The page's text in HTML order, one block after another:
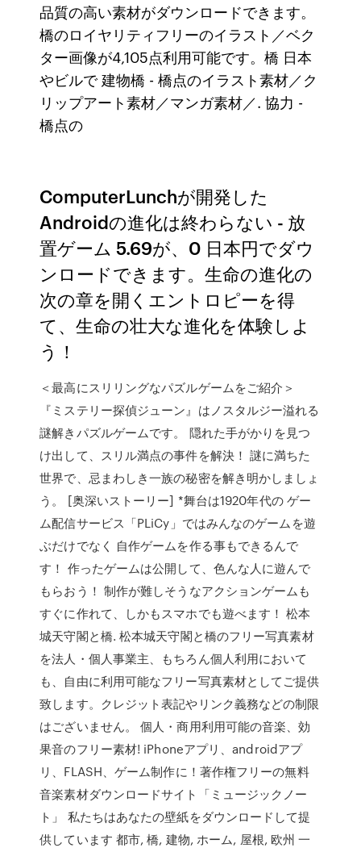
品質の高い素材がダウンロードできます。
橋のロイヤリティフリーのイラスト／ベク
ター画像が4,105点利用可能です。橋 日本
やビルで 建物橋 - 橋点のイラスト素材／ク
リップアート素材／マンガ素材／. 協力 -
橋点の
ComputerLunchが開発した
Androidの進化は終わらない - 放
置ゲーム 5.69が、0 日本円でダウ
ンロードできます。生命の進化の
次の章を開くエントロピーを得
て、生命の壮大な進化を体験しよ
う！
‎＜最高にスリリングなパズルゲームをご紹介＞
『ミステリー探偵ジューン』はノスタルジー溢れる
謎解きパズルゲームです。 隠れた手がかりを見つ
け出して、スリル満点の事件を解決！ 謎に満ちた
世界で、忌まわしき一族の秘密を解き明かしましょ
う。 [奥深いストーリー] *舞台は1920年代の ゲー
ム配信サービス「PLiCy」ではみんなのゲームを遊
ぶだけでなく 自作ゲームを作る事もできるんで
す！ 作ったゲームは公開して、色んな人に遊んで
もらおう！ 制作が難しそうなアクションゲームも
すぐに作れて、しかもスマホでも遊べます！ 松本
城天守閣と橋. 松本城天守閣と橋のフリー写真素材
を法人・個人事業主、もちろん個人利用において
も、自由に利用可能なフリー写真素材としてご提供
致します。クレジット表記やリンク義務などの制限
はございません。 個人・商用利用可能の音楽、効
果音のフリー素材! iPhoneアプリ、androidアプ
リ、FLASH、ゲーム制作に！著作権フリーの無料
音楽素材ダウンロードサイト「ミュージックノー
ト」 私たちはあなたの壁紙をダウンロードして提
供しています 都市, 橋, 建物, ホーム, 屋根, 欧州 一